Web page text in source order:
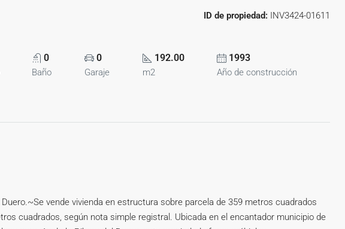
ID de propiedad: INV3424-01611
0
Baño
0
Garaje
192.00
m2
1993
Año de construcción
vende vivienda en estructura sobre parcela de 359 metros cuadrados
cuadrados, según nota simple registral. Ubicada en el encantador municipio de